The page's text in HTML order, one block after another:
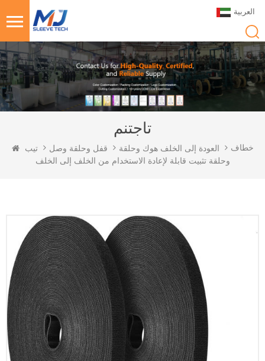
العربية
تاجتنم
تيب قفل وحلقة وصل العودة إلى الخلف هوك وحلقة
خطاف
وحلقة تثبيت قابلة لإعادة الاستخدام من الخلف إلى الخلف